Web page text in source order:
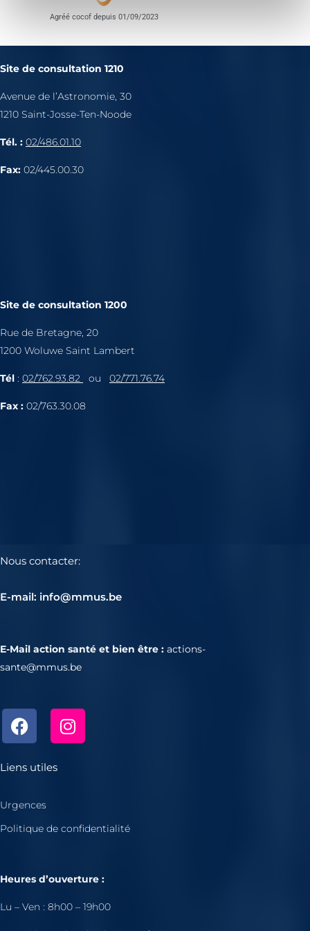
Agréé cocof depuis 01/09/2023
Site de consultation 1210
Avenue de l’Astronomie, 30
1210 Saint-Josse-Ten-Noode
Tél. : 02/486.01.10
Fax: 02/445.00.30
Site de consultation 1200
Rue de Bretagne, 20
1200 Woluwe Saint Lambert
Tél : 02/762.93.82 ou 02/771.76.74
Fax : 02/763.30.08
Nous contacter:
E-mail: info@mmus.be
E-Mail action santé et bien être : actions-
sante@mmus.be
F
a
c
e
o
k
I
n
s
a
Liens utiles
Urgences
Politique de confidentialité
Heures d’ouverture :
Lu – Ven : 8h00 – 19h00